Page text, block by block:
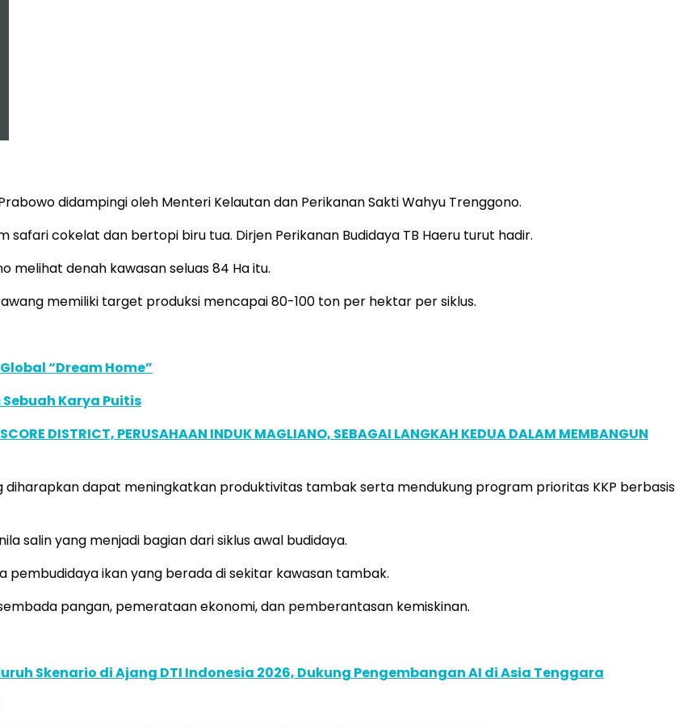
didampingi oleh Menteri Kelautan dan Perikanan Sakti Wahyu Trenggono.
safari cokelat dan bertopi biru tua. Dirjen Perikanan Budidaya TB Haeru turut hadir.
melihat denah kawasan seluas 84 Ha itu.
memiliki target produksi mencapai 80-100 ton per hektar per siklus.
“Dream Home”
Karya Puitis
DISTRICT, PERUSAHAAN INDUK MAGLIANO, SEBAGAI LANGKAH KEDUA DALAM MEMBANGUN
dapat meningkatkan produktivitas tambak serta mendukung program prioritas KKP berbasis
salin yang menjadi bagian dari siklus awal budidaya.
ikan yang berada di sekitar kawasan tambak.
pangan, pemerataan ekonomi, dan pemberantasan kemiskinan.
Skenario di Ajang DTI Indonesia 2026, Dukung Pengembangan AI di Asia Tenggara